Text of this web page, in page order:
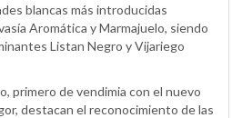
blancas más introducidas
Aromática y Marmajuelo, siendo
Listan Negro y Vijariego
primero de vendimia con el nuevo
destacan el reconocimiento de las